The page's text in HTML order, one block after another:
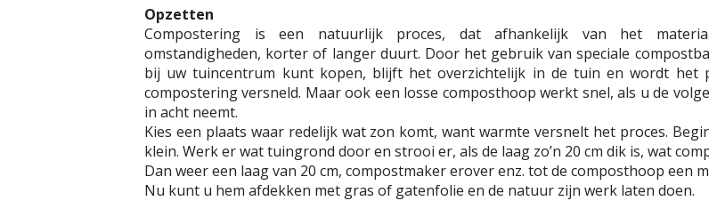
Opzetten
Compostering is een natuurlijk proces, dat afhankelijk van het
omstandigheden, korter of langer duurt. Door het gebruik van speciale
bij uw tuincentrum kunt kopen, blijft het overzichtelijk in de tuin en wordt het
compostering versneld. Maar ook een losse composthoop werkt snel, als u de
in acht neemt.
Kies een plaats waar redelijk wat zon komt, want warmte versnelt het proces.
klein. Werk er wat tuingrond door en strooi er, als de laag zo’n 20 cm dik is, wat
Dan weer een laag van 20 cm, compostmaker erover enz. tot de composthoop een
Nu kunt u hem afdekken met gras of gatenfolie en de natuur zijn werk laten doen.